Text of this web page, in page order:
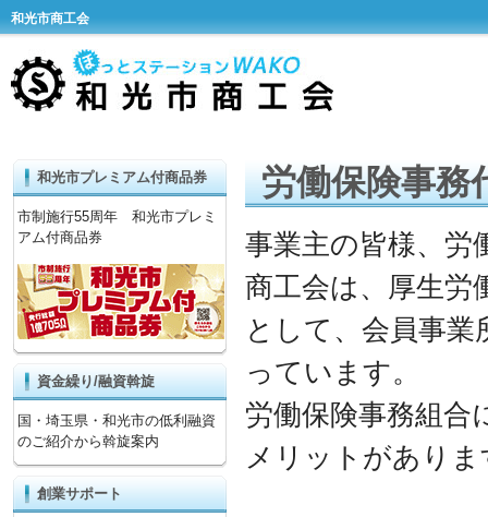
和光市商工会
労働保険事務
事業主の皆様、労
商工会は、厚生労
として、会員事
っています。
労働保険事務組合
メリットがありま
和光市プレミアム付商品券
市制施行55周年 和光市プレミ
アム付商品券
資金繰り/融資斡旋
国・埼玉県・和光市の低利融資
のご紹介から斡旋案内
創業サポート